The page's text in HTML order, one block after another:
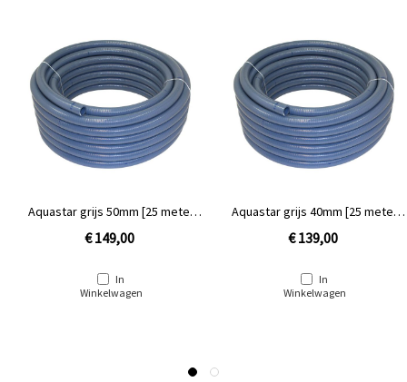
Aquastar grijs 50mm [25 meter
€ 149,00
In
Winkelwagen
Aquastar grijs 40mm [25 meter
€ 139,00
In
Winkelwagen